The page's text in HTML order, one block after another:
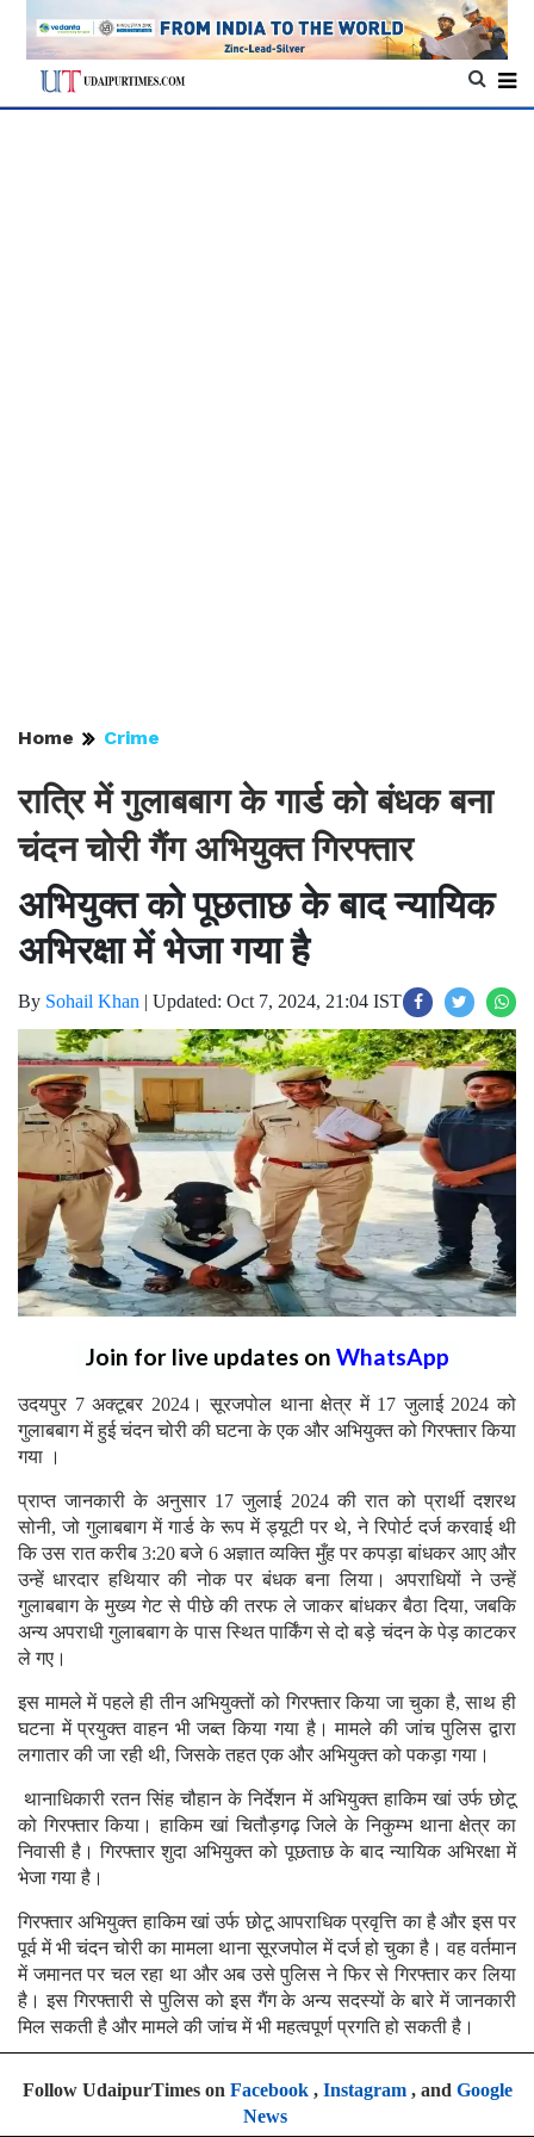
Home Crime
रात्रि में गुलाबबाग के गार्ड को बंधक बना
चंदन चोरी गैंग अभियुक्त गिरफ्तार
अभियुक्त को पूछताछ के बाद न्यायिक
अभिरक्षा में भेजा गया है
By Sohail Khan | Updated: Oct 7, 2024, 21:04 IST
Join for live updates on WhatsApp
उदयपुर 7 अक्टूबर 2024। सूरजपोल थाना क्षेत्र में 17 जुलाई 2024 को
गुलाबबाग में हुई चंदन चोरी की घटना के एक और अभियुक्त को गिरफ्तार किया
गया ।
प्राप्त जानकारी के अनुसार 17 जुलाई 2024 की रात को प्रार्थी दशरथ
सोनी, जो गुलाबबाग में गार्ड के रूप में ड्यूटी पर थे, ने रिपोर्ट दर्ज करवाई थी
कि उस रात करीब 3:20 बजे 6 अज्ञात व्यक्ति मुँह पर कपड़ा बांधकर आए और
उन्हें धारदार हथियार की नोक पर बंधक बना लिया। अपराधियों ने उन्हें
गुलाबबाग के मुख्य गेट से पीछे की तरफ ले जाकर बांधकर बैठा दिया, जबकि
अन्य अपराधी गुलाबबाग के पास स्थित पार्किंग से दो बड़े चंदन के पेड़ काटकर
ले गए।
इस मामले में पहले ही तीन अभियुक्तों को गिरफ्तार किया जा चुका है, साथ ही
घटना में प्रयुक्त वाहन भी जब्त किया गया है। मामले की जांच पुलिस द्वारा
लगातार की जा रही थी, जिसके तहत एक और अभियुक्त को पकड़ा गया।
थानाधिकारी रतन सिंह चौहान के निर्देशन में अभियुक्त हाकिम खां उर्फ छोटू
को गिरफ्तार किया। हाकिम खां चितौड़गढ़ जिले के निकुम्भ थाना क्षेत्र का
निवासी है। गिरफ्तार शुदा अभियुक्त को पूछताछ के बाद न्यायिक अभिरक्षा में
भेजा गया है।
गिरफ्तार अभियुक्त हाकिम खां उर्फ छोटू आपराधिक प्रवृत्ति का है और इस पर
पूर्व में भी चंदन चोरी का मामला थाना सूरजपोल में दर्ज हो चुका है। वह वर्तमान
में जमानत पर चल रहा था और अब उसे पुलिस ने फिर से गिरफ्तार कर लिया
है। इस गिरफ्तारी से पुलिस को इस गैंग के अन्य सदस्यों के बारे में जानकारी
मिल सकती है और मामले की जांच में भी महत्वपूर्ण प्रगति हो सकती है।
Follow UdaipurTimes on Facebook, Instagram, and Google
News